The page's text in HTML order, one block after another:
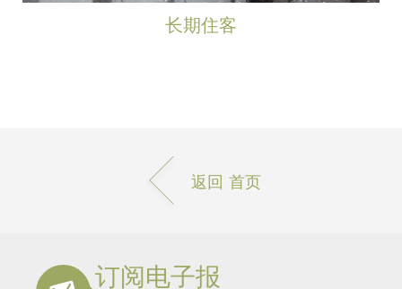
长期住客
返回 首页
订阅电子报